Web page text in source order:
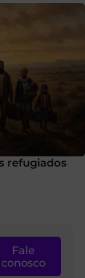
refugiados
Fale
conosco